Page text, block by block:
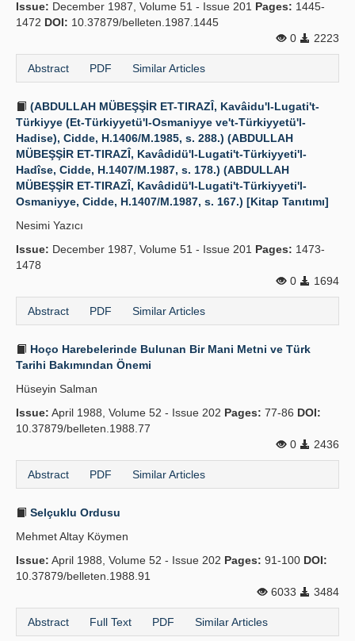
Issue: December 1987, Volume 51 - Issue 201 Pages: 1445-
1472 DOI: 10.37879/belleten.1987.1445
0
2223
Abstract PDF Similar Articles
(ABDULLAH MÜBEŞŞİR ET-TIRAZÎ, Kavâidu'l-Lugati't-
Türkiyye (Et-Türkiyyetü'l-Osmaniyye ve't-Türkiyyetü'l-
Hadise), Cidde, H.1406/M.1985, s. 288.) (ABDULLAH
MÜBEŞŞİR ET-TIRAZÎ, Kavâdidü'l-Lugati't-Türkiyyeti'l-
Hadîse, Cidde, H.1407/M.1987, s. 178.) (ABDULLAH
MÜBEŞŞİR ET-TIRAZÎ, Kavâdidü'l-Lugati't-Türkiyyeti'l-
Osmaniyye, Cidde, H.1407/M.1987, s. 167.) [Kitap Tanıtımı]
Nesimi Yazıcı
Issue: December 1987, Volume 51 - Issue 201 Pages: 1473-
1478
0
1694
Abstract PDF Similar Articles
Hoço Harebelerinde Bulunan Bir Mani Metni ve Türk
Tarihi Bakımından Önemi
Hüseyin Salman
Issue: April 1988, Volume 52 - Issue 202 Pages: 77-86 DOI:
10.37879/belleten.1988.77
0
2436
Abstract PDF Similar Articles
Selçuklu Ordusu
Mehmet Altay Köymen
Issue: April 1988, Volume 52 - Issue 202 Pages: 91-100 DOI:
10.37879/belleten.1988.91
6033
3484
Abstract Full Text PDF Similar Articles